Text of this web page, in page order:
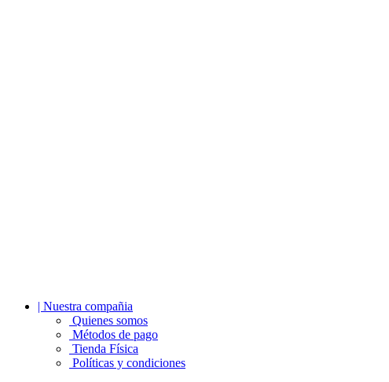
| Nuestra compañia
Quienes somos
Métodos de pago
Tienda Física
Políticas y condiciones